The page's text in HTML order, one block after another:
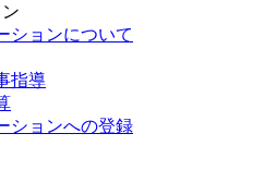
ションについて
指導
ションへの登録